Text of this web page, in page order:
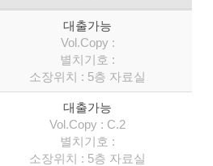
대출가능
Vol.Copy :
별치기호 :
소장위치 : 5층 자료실
대출가능
Vol.Copy : C.2
별치기호 :
소장위치 : 5층 자료실